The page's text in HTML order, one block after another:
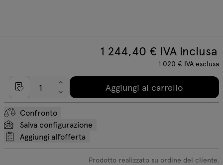
1 244,40 € IVA inclusa
1 020 € IVA esclusa
Aggiungi al carrello
Confronto
Salva configurazione
Aggiungi all’offerta
Prodotto realizzato su ordine del cliente.